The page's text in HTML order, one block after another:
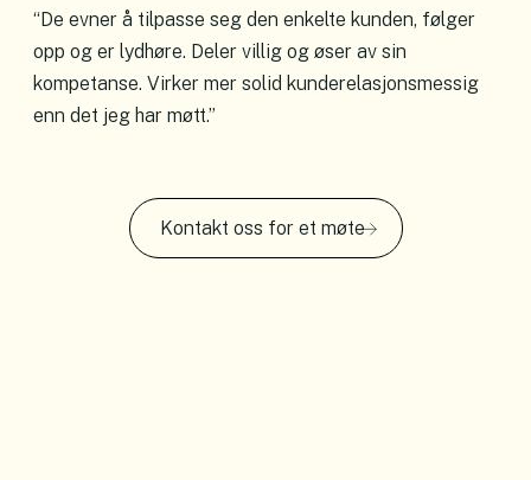
“De evner å tilpasse seg den enkelte kunden, følger
opp og er lydhøre. Deler villig og øser av sin
kompetanse. Virker mer solid kunderelasjonsmessig
enn det jeg har møtt.”
Kontakt oss for et møte